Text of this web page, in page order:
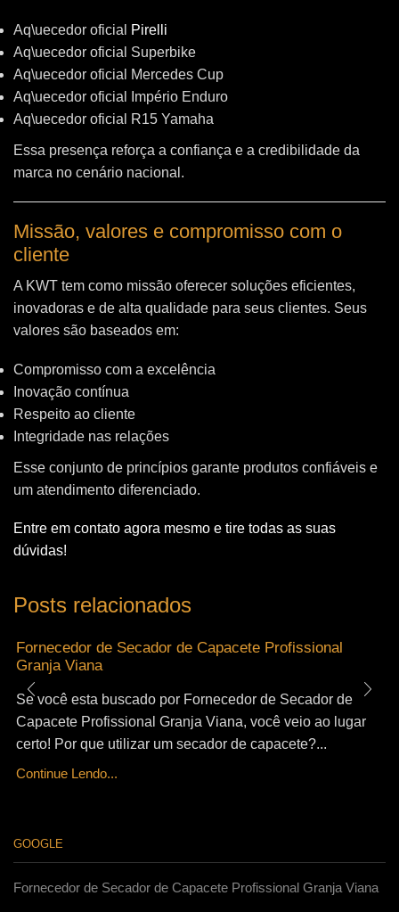
Aq\uecedor oficial
Pirelli
Aq\uecedor oficial Superbike
Aq\uecedor oficial Mercedes Cup
Aq\uecedor oficial Império Enduro
Aq\uecedor oficial R15 Yamaha
Essa presença reforça a confiança e a credibilidade da
marca no cenário nacional.
Missão, valores e compromisso com o
cliente
A KWT tem como missão oferecer soluções eficientes,
inovadoras e de alta qualidade para seus clientes. Seus
valores são baseados em:
Compromisso com a excelência
Inovação contínua
Respeito ao cliente
Integridade nas relações
Esse conjunto de princípios garante produtos confiáveis e
um atendimento diferenciado.
Entre em contato agora mesmo e tire todas as suas
dúvidas!
Posts relacionados
Fornecedor de Secador de Capacete Profissional
Granja Viana
Se você esta buscado por Fornecedor de Secador de
Capacete Profissional Granja Viana, você veio ao lugar
certo! Por que utilizar um secador de capacete?...
Continue Lendo...
GOOGLE
Fornecedor de Secador de Capacete Profissional Granja Viana